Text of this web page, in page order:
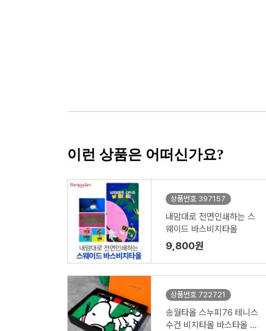
이런 상품은 어떠신가요?
상품번호 397157
내맘대로 전면인쇄하는 스
웨이드 바스비치타올
9,800원
상품번호 722721
송월타올 스누피76 테니스
수건 비치타올 바스타올 선